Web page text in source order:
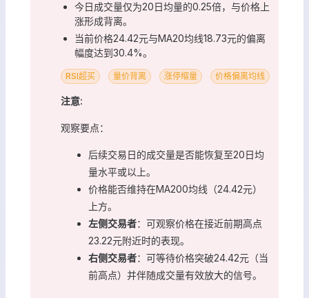
今日成交量仅为20日均量的0.25倍，与价格上
涨形成背离。
当前价格24.42元与MA20均线18.73元的偏离
幅度达到30.4%。
RSI超买 量价背离 涨停缩量 价格偏离均线
注意:
观察要点：
后续交易日的成交量是否能恢复至20日均
量水平或以上。
价格能否维持在MA200均线（24.42元）
上方。
左侧交易者：可观察价格在接近前期高点
23.22元附近时的表现。
右侧交易者：可等待价格突破24.42元（当
前高点）并伴随成交量有效放大的信号。